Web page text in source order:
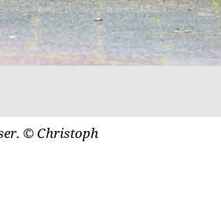
© Christoph